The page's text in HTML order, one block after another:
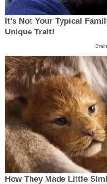
It's Not Your Typical
Unique Trait!
How They Made Little